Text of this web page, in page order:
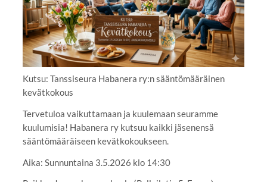
Kutsu: Tanssiseura Habanera ry:n sääntömääräinen
kevätkokous
Tervetuloa vaikuttamaan ja kuulemaan seuramme
kuulumisia! Habanera ry kutsuu kaikki jäsenensä
sääntömääräiseen kevätkokoukseen.
Aika: Sunnuntaina 3.5.2026 klo 14:30